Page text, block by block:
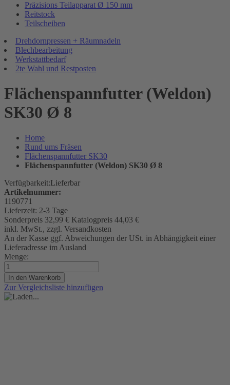
Präzisions Teilapparat Ø 150 mm
Reitstock
Teilscheiben
Drehdornpressen + Räumnadeln
Blechbearbeitung
Werkstattbedarf
2te Wahl und Restposten
Flächenspannfutter (Weldon)
SK30 Ø 8
Home
Rund ums Fräsen
Flächenspannfutter SK30
Flächenspannfutter (Weldon) SK30 Ø 8
Verfügbarkeit:Lieferbar
Artikelnummer:
1190771
Lieferzeit: 2-3 Tage
Sonderpreis 32,99 € Katalogpreis 44,03 €
inkl. MwSt., zzgl. Versandkosten
An der Kasse ggf. Abweichungen der USt. in Abhängigkeit einer
Lieferadresse im Ausland
Menge:
In den Warenkorb
Zur Vergleichsliste hinzufügen